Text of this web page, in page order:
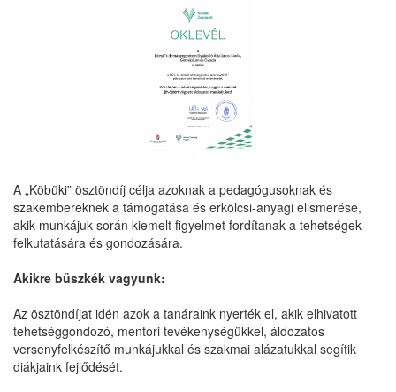
A „Köbüki” ösztöndíj célja azoknak a pedagógusoknak és
szakembereknek a támogatása és erkölcsi-anyagi elismerése,
akik munkájuk során kiemelt figyelmet fordítanak a tehetségek
felkutatására és gondozására.
Akikre büszkék vagyunk:
Az ösztöndíjat idén azok a tanáraink nyerték el, akik elhivatott
tehetséggondozó, mentori tevékenységükkel, áldozatos
versenyfelkészítő munkájukkal és szakmai alázatukkal segítik
diákjaink fejlődését.